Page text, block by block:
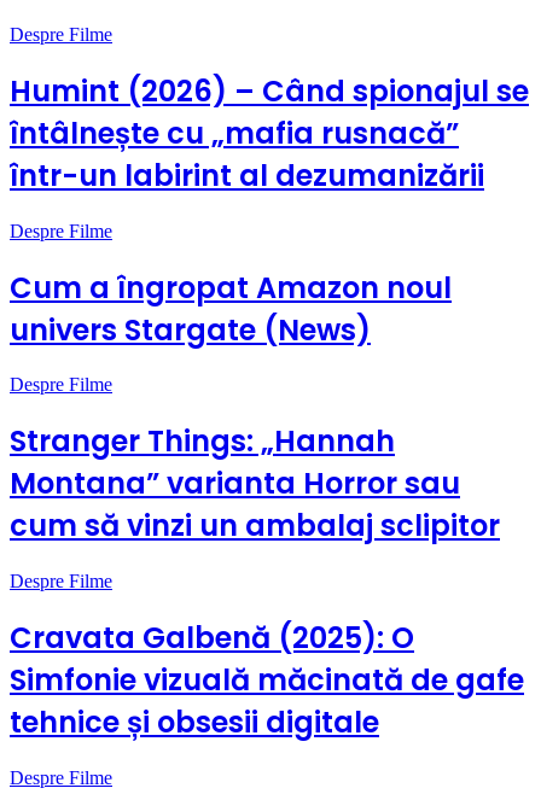
Despre Filme
Humint (2026) – Când spionajul se
întâlnește cu „mafia rusnacă”
într-un labirint al dezumanizării
Despre Filme
Cum a îngropat Amazon noul
univers Stargate (News)
Despre Filme
Stranger Things: „Hannah
Montana” varianta Horror sau
cum să vinzi un ambalaj sclipitor
Despre Filme
Cravata Galbenă (2025): O
Simfonie vizuală măcinată de gafe
tehnice și obsesii digitale
Despre Filme